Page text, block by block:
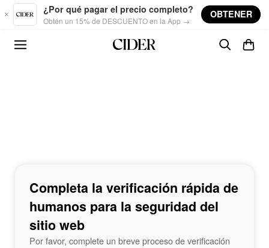
Skip to main content
¿Por qué pagar el precio completo?
Obtén un 15% de DESCUENTO en la App →
OBTENER
Completa la verificación rápida de
humanos para la seguridad del
sitio web
Por favor, complete un breve proceso de verificación